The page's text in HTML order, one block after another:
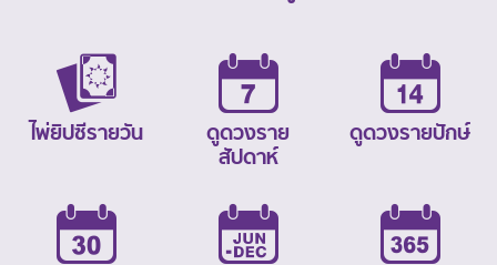
ไพ่ยิปซีรายวัน
ดูดวงราย
สัปดาห์
ดูดวงรายปักษ์